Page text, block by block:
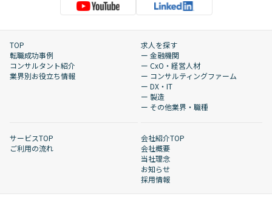
TOP
転職成功事例
コンサルタント紹介
業界別お役立ち情報
求人を探す
ー 金融機関
ー CxO・経営人材
ー コンサルティングファーム
ー DX・IT
ー 製造
ー その他業界・職種
サービスTOP
ご利用の流れ
会社紹介TOP
会社概要
当社理念
お知らせ
採用情報